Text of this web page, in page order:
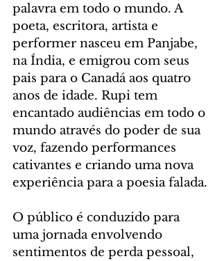
palavra em todo o mundo. A
poeta, escritora, artista e
performer nasceu em Panjabe,
na Índia, e emigrou com seus
pais para o Canadá aos quatro
anos de idade. Rupi tem
encantado audiências em todo o
mundo através do poder de sua
voz, fazendo performances
cativantes e criando uma nova
experiência para a poesia falada.
O público é conduzido para
uma jornada envolvendo
sentimentos de perda pessoal,